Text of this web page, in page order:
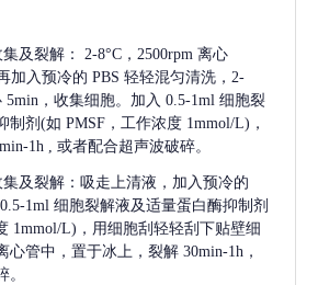
及裂解：
2-8°C，2500rpm 离心
加入预冷的 PBS 轻轻混匀清洗，2-
5min，收集细胞。加入 0.5-1ml 细胞裂
制剂(如 PMSF，工作浓度 1mmol/L)，
1h , 或者配合超声波破碎。
及裂解：吸走上清液，加入预冷的
1ml 细胞裂解液及适量蛋白酶抑制剂
1mmol/L)，用细胞刮轻轻刮下贴壁细
心管中，置于冰上，裂解 30min-1h，